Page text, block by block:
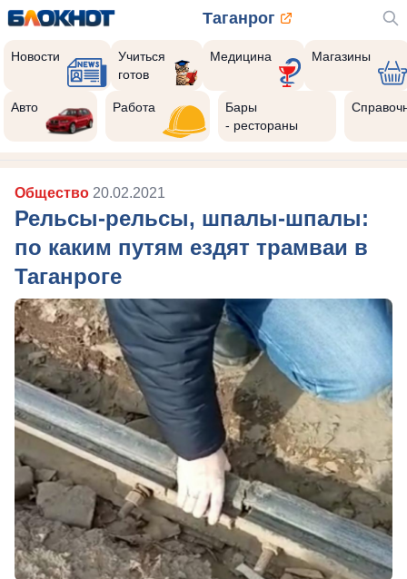
Таганрог
Новости
Учиться
готов
Медицина Магазины
Авто Работа
Бары
- рестораны
Общество 20.02.2021
Рельсы-рельсы, шпалы-шпалы:
по каким путям ездят трамваи в
Таганроге